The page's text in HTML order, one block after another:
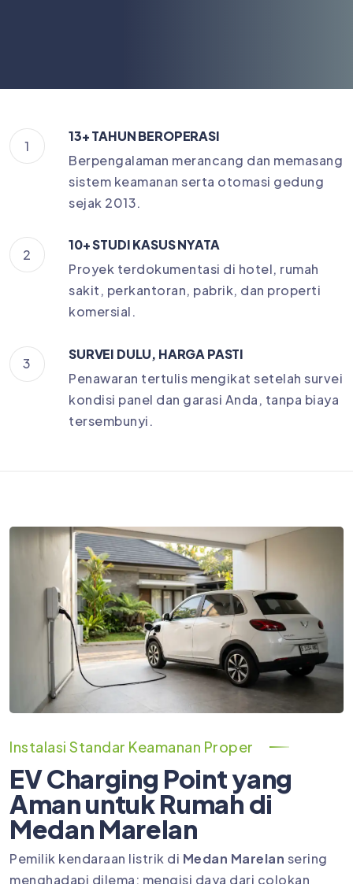
1
13+ TAHUN BEROPERASI
Berpengalaman merancang dan memasang
sistem keamanan serta otomasi gedung
sejak 2013.
2
10+ STUDI KASUS NYATA
Proyek terdokumentasi di hotel, rumah
sakit, perkantoran, pabrik, dan properti
komersial.
3
SURVEI DULU, HARGA PASTI
Penawaran tertulis mengikat setelah survei
kondisi panel dan garasi Anda, tanpa biaya
tersembunyi.
Instalasi Standar Keamanan Proper
EV Charging Point yang
Aman untuk Rumah di
Medan Marelan
Pemilik kendaraan listrik di Medan Marelan sering
menghadapi dilema: mengisi daya dari colokan